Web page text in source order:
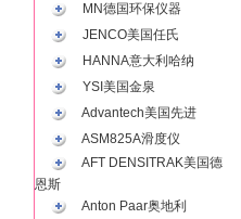
MN德国环保仪器
JENCO美国任氏
HANNA意大利哈纳
YSI美国金泉
Advantech美国先进
ASM825A滑度仪
AFT DENSITRAK美国德
恩斯
Anton Paar奥地利